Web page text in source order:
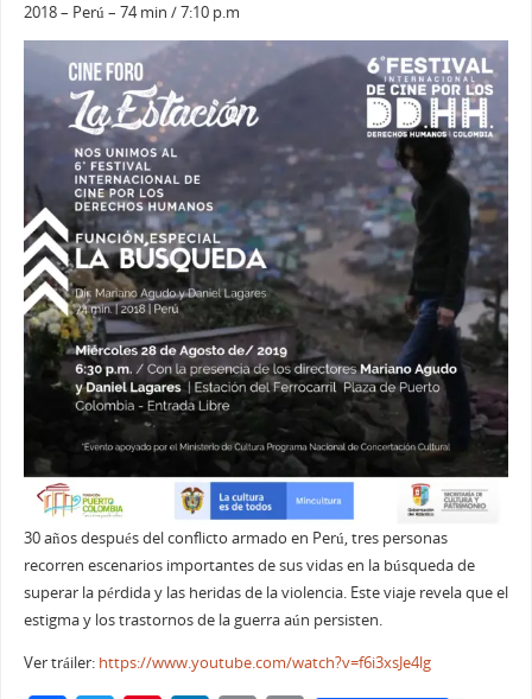
2018 – Perú – 74 min / 7:10 p.m
30 años después del conflicto armado en Perú, tres personas
recorren escenarios importantes de sus vidas en la búsqueda de
superar la pérdida y las heridas de la violencia. Este viaje revela que el
estigma y los trastornos de la guerra aún persisten.
Ver tráiler: https://www.youtube.com/watch?v=f6i3xsJe4lg